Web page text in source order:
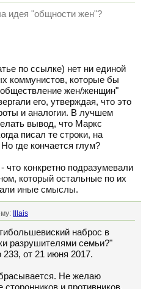
идея "общности жен"?
по ссылке) нет ни единой
коммунистов, которые бы
жен/женщин"
его, утверждая, что это
и аналогии. В лучшем
вывод, что Маркс
писал те строки, на
где кончается глум?
что конкретно подразумевали
который остальные по их
иные смыслы.
Illais
наброс в
разрушителями семьи?"
от 21 июня 2017.
Не желаю